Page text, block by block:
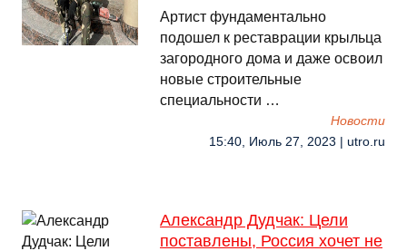
Артист фундаментально
подошел к реставрации крыльца
загородного дома и даже освоил
новые строительные
специальности …
Новости
15:40, Июль 27, 2023 | utro.ru
Александр Дудчак: Цели
поставлены, Россия хочет не